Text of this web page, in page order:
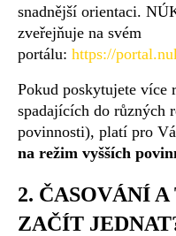
snadnější orientaci.
zveřejňuje na svém
portálu: https://
Pokud poskytujete více
spadajících do různých
povinnosti), platí pro
na režim vyšších
2. ČASOVÁNÍ
ZAČÍT